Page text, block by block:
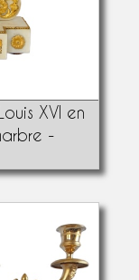
XVI en
-